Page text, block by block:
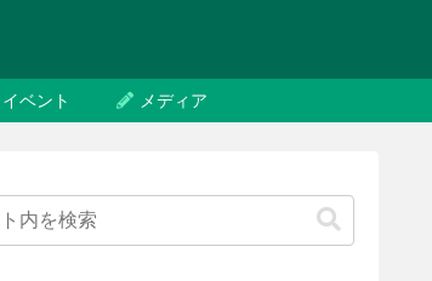
イベント メディア